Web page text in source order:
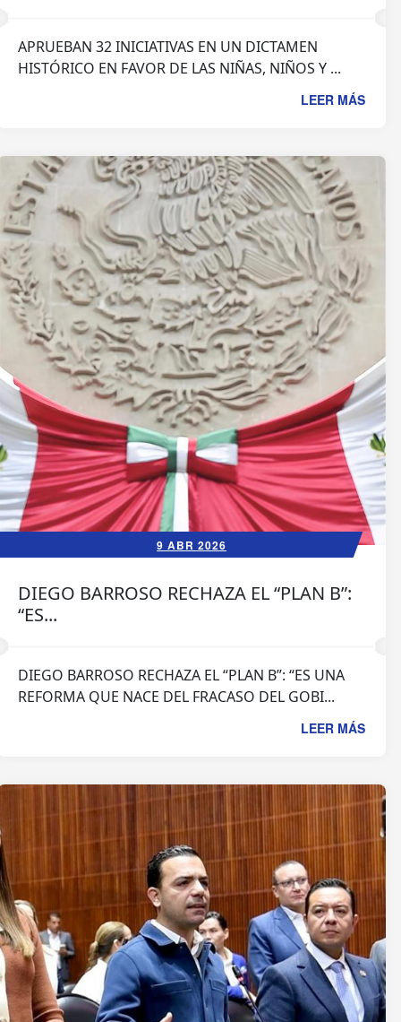
APRUEBAN 32 INICIATIVAS EN UN DICTAMEN
HISTÓRICO EN FAVOR DE LAS NIÑAS, NIÑOS Y ...
LEER MÁS
9 ABR 2026
DIEGO BARROSO RECHAZA EL “PLAN B”:
“ES...
DIEGO BARROSO RECHAZA EL “PLAN B”: “ES UNA
REFORMA QUE NACE DEL FRACASO DEL GOBI...
LEER MÁS